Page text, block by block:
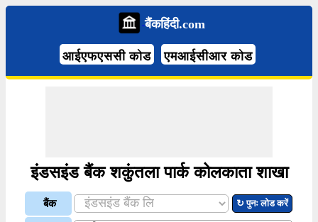
बैंकहिंदी.com
आईएफएससी कोड एमआईसीआर कोड
इंडसइंड बैंक शकुंतला पार्क कोलकाता शाखा
बैंक ↻ पुनः लोड करें